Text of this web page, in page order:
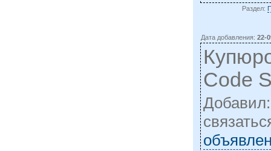
Раздел:
Дата добавления:22-
Code